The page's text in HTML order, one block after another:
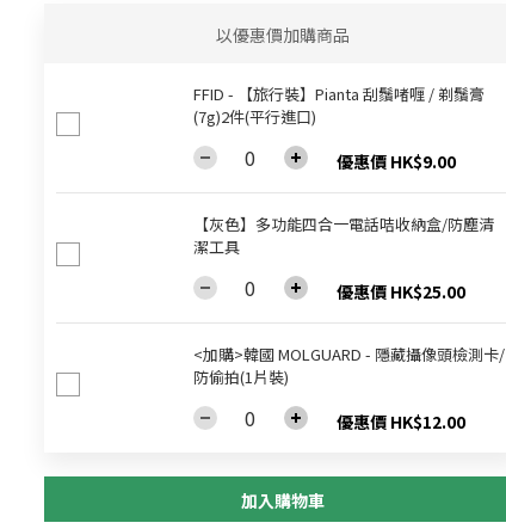
以優惠價加購商品
FFID - 【旅行裝】Pianta 刮鬚啫喱 / 剃鬚膏
(7g)2件(平行進口)
優惠價 HK$9.00
【灰色】多功能四合一電話咭收納盒/防塵清
潔工具
優惠價 HK$25.00
<加購>韓國 MOLGUARD - 隱藏攝像頭檢測卡/
防偷拍(1片裝)
優惠價 HK$12.00
加入購物車